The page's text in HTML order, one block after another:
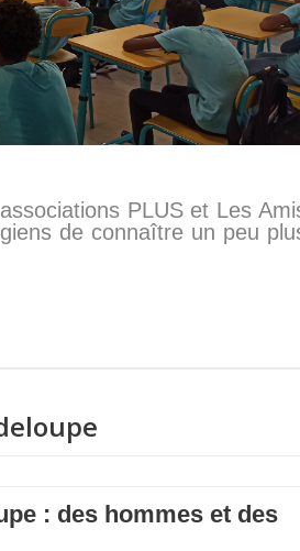
PLUS et Les
de connaître un peu
: des hommes et des